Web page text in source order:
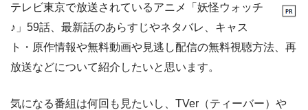
テレビ東京で放送されているアニメ「妖怪ウォッチ
♪」59話、最新話のあらすじやネタバレ、キャス
ト・原作情報や無料動画や見逃し配信の無料視聴方法、再
放送などについて紹介したいと思います。
気になる番組は何回も見たいし、TVer（ティーバー）や